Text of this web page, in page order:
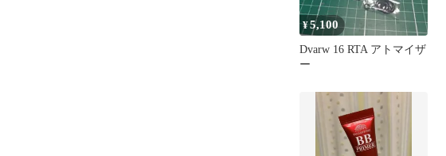
¥5,100
Dvarw 16 RTA アトマイザ
ー